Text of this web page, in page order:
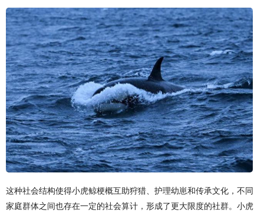
这种社会结构使得小虎鲸梗概互助狩猎、护理幼崽和传承文化，不同
家庭群体之间也存在一定的社会算计，形成了更大限度的社群。小虎